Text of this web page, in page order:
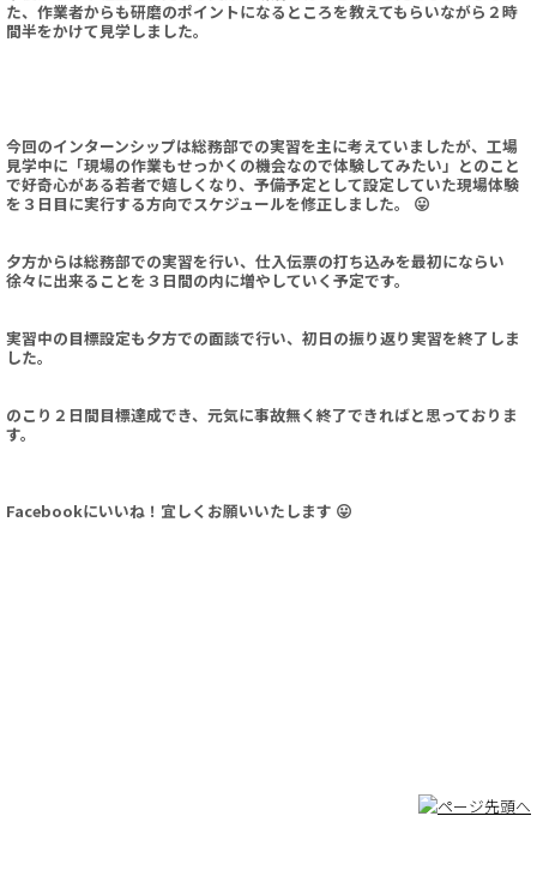
た、作業者からも研磨のポイントになるところを教えてもらいながら２時
間半をかけて見学しました。
今回のインターンシップは総務部での実習を主に考えていましたが、工場
見学中に「現場の作業もせっかくの機会なので体験してみたい」とのこと
で好奇心がある若者で嬉しくなり、予備予定として設定していた現場体験
を３日目に実行する方向でスケジュールを修正しました。 😛
夕方からは総務部での実習を行い、仕入伝票の打ち込みを最初にならい
徐々に出来ることを３日間の内に増やしていく予定です。
実習中の目標設定も夕方での面談で行い、初日の振り返り実習を終了しま
した。
のこり２日間目標達成でき、元気に事故無く終了できればと思っておりま
す。
Facebookにいいね！宜しくお願いいたします 😛